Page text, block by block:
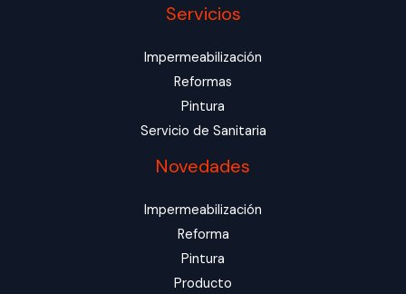
Servicios
Impermeabilización
Reformas
Pintura
Servicio de Sanitaria
Novedades
Impermeabilización
Reforma
Pintura
Producto